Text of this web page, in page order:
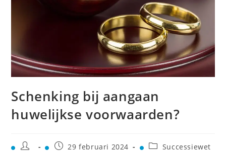
Schenking bij aangaan
huwelijkse voorwaarden?
29 februari 2024 Successiewet